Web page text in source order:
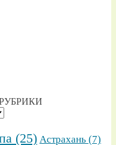
(25) Астрахань (7)